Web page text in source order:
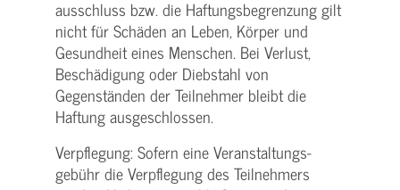
ausschluss bzw. die Haftungs­begrenzung gilt
nicht für Schäden an Leben, Körper und
Gesundheit eines Menschen. Bei Verlust,
Beschädigung oder Diebstahl von
Gegenständen der Teilnehmer bleibt die
Haftung ausgeschlossen.
Verpflegung: Sofern eine Veranstaltungs­
gebühr die Verpflegung des Teilnehmers